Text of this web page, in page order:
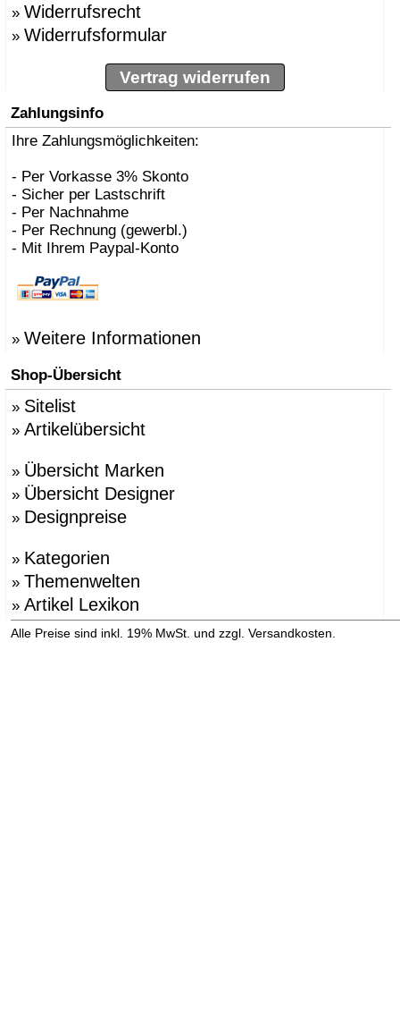
» Widerrufsrecht
» Widerrufsformular
Vertrag widerrufen
Zahlungsinfo
Ihre Zahlungsmöglichkeiten:
- Per Vorkasse 3% Skonto
- Sicher per Lastschrift
- Per Nachnahme
- Per Rechnung (gewerbl.)
- Mit Ihrem Paypal-Konto
» Weitere Informationen
Shop-Übersicht
» Sitelist
» Artikelübersicht
» Übersicht Marken
» Übersicht Designer
» Designpreise
» Kategorien
» Themenwelten
» Artikel Lexikon
Alle Preise sind inkl. 19% MwSt. und zzgl. Versandkosten.